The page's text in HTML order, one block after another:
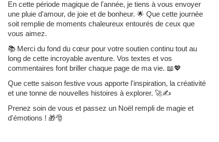
En cette période magique de l'année, je tiens à vous envoyer
une pluie d'amour, de joie et de bonheur. 🌟 Que cette journée
soit remplie de moments chaleureux entourés de ceux que
vous aimez.
📚Merci du fond du cœur pour votre soutien continu tout au
long de cette incroyable aventure. Vos textes et vos
commentaires font briller chaque page de ma vie. 📖💖
Que cette saison festive vous apporte l'inspiration, la créativité
et une tonne de nouvelles histoires à explorer. 🚀✍️
Prenez soin de vous et passez un Noël rempli de magie et
d'émotions ! 🎁🎅